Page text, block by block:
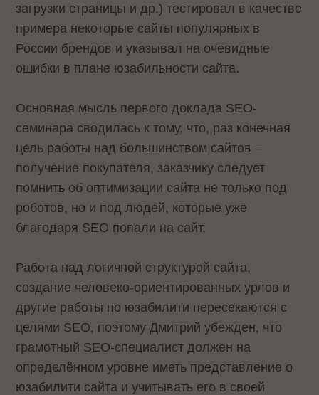
загрузки страницы и др.) тестировал в качестве
примера некоторые сайты популярных в
России брендов и указывал на очевидные
ошибки в плане юзабильности сайта.
Основная мысль первого доклада SEO-
семинара сводилась к тому, что, раз конечная
цель работы над большинством сайтов –
получение покупателя, заказчику следует
помнить об оптимизации сайта не только под
роботов, но и под людей, которые уже
благодаря SEO попали на сайт.
Работа над логичной структурой сайта,
создание человеко-ориентированных урлов и
другие работы по юзабилити пересекаются с
целями SEO, поэтому Дмитрий убежден, что
грамотный SEO-специалист должен на
определённом уровне иметь представление о
юзабилити сайта и учитывать его в своей